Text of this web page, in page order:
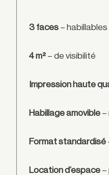
3 faces –
4 m² – de visibilité
Impression haute
Habillage amovible –
Format standardisé
Location d’espace –